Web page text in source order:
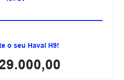
o seu Haval H9!